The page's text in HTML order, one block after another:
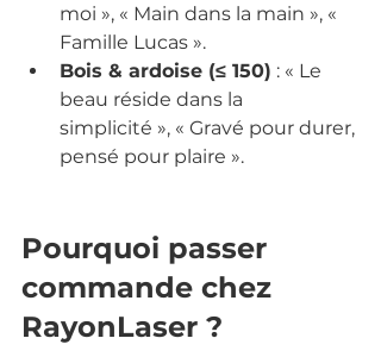
moi », « Main dans la main », «
Famille Lucas ».
Bois & ardoise (≤ 150) : « Le
beau réside dans la
simplicité », « Gravé pour durer,
pensé pour plaire ».
Pourquoi passer
commande chez
RayonLaser ?